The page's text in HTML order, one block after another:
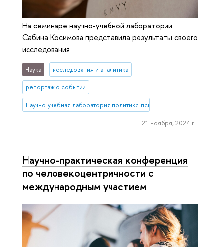
На семинаре научно-учебной лаборатории
Сабина Косимова представила результаты своего
исследования
Наука исследования и аналитика
репортаж о событии
Научно-учебная лаборатория политико-психологических
21 ноября, 2024 г.
Научно-практическая конференция
по человекоцентричности с
международным участием